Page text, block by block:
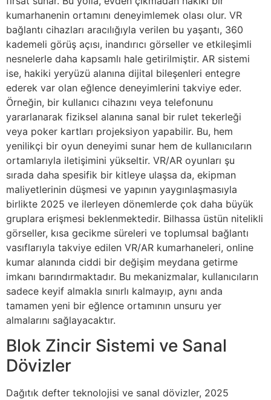
kumarhanenin ortamını deneyimlemek olası olur. VR
bağlantı cihazları aracılığıyla verilen bu yaşantı, 360
kademeli görüş açısı, inandırıcı görseller ve etkileşimli
nesnelerle daha kapsamlı hale getirilmiştir. AR sistemi
ise, hakiki yeryüzü alanına dijital bileşenleri entegre
ederek var olan eğlence deneyimlerini takviye eder.
Örneğin, bir kullanıcı cihazını veya telefonunu
yararlanarak fiziksel alanına sanal bir rulet tekerleği
veya poker kartları projeksiyon yapabilir. Bu, hem
yenilikçi bir oyun deneyimi sunar hem de kullanıcıların
ortamlarıyla iletişimini yükseltir. VR/AR oyunları şu
sırada daha spesifik bir kitleye ulaşsa da, ekipman
maliyetlerinin düşmesi ve yapının yaygınlaşmasıyla
birlikte 2025 ve ilerleyen dönemlerde çok daha büyük
gruplara erişmesi beklenmektedir. Bilhassa üstün nitelikli
görseller, kısa gecikme süreleri ve toplumsal bağlantı
vasıflarıyla takviye edilen VR/AR kumarhaneleri, online
kumar alanında ciddi bir değişim meydana getirme
imkanı barındırmaktadır. Bu mekanizmalar, kullanıcıların
sadece keyif almakla sınırlı kalmayıp, aynı anda
tamamen yeni bir eğlence ortamının unsuru yer
almalarını sağlayacaktır.
Blok Zincir Sistemi ve Sanal
Dövizler
Dağıtık defter teknolojisi ve sanal dövizler, 2025